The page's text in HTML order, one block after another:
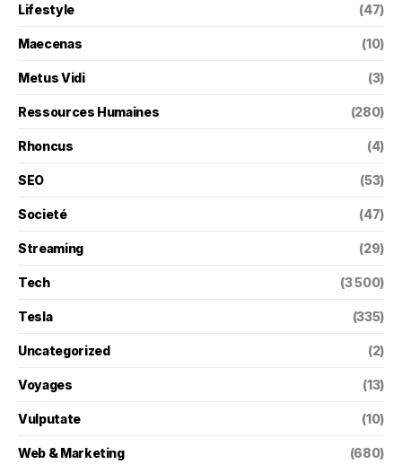
Lifestyle (47)
Maecenas (10)
Metus Vidi (3)
Ressources Humaines (280)
Rhoncus (4)
SEO (53)
Societé (47)
Streaming (29)
Tech (3 500)
Tesla (335)
Uncategorized (2)
Voyages (13)
Vulputate (10)
Web & Marketing (680)